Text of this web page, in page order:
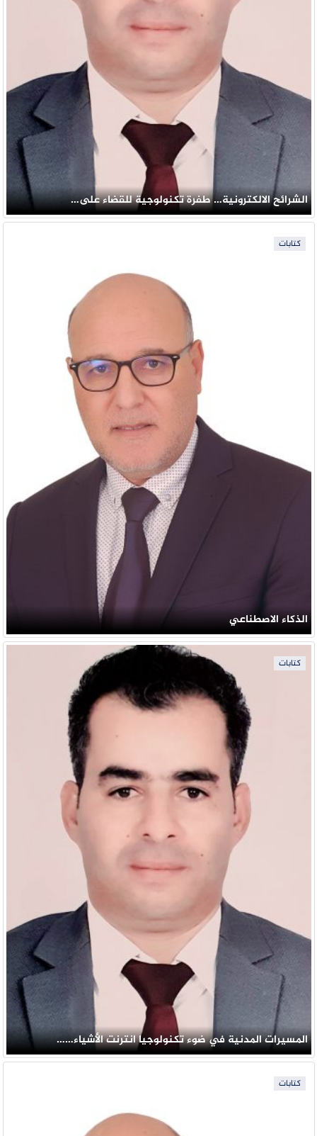
الشرائح الالكترونية… طفرة تكنولوجية للقضاء على…
كتابات
الذكاء الاصطناعي
كتابات
المسيرات المدنية في ضوء تكنولوجيا انترنت الأشياء……
كتابات